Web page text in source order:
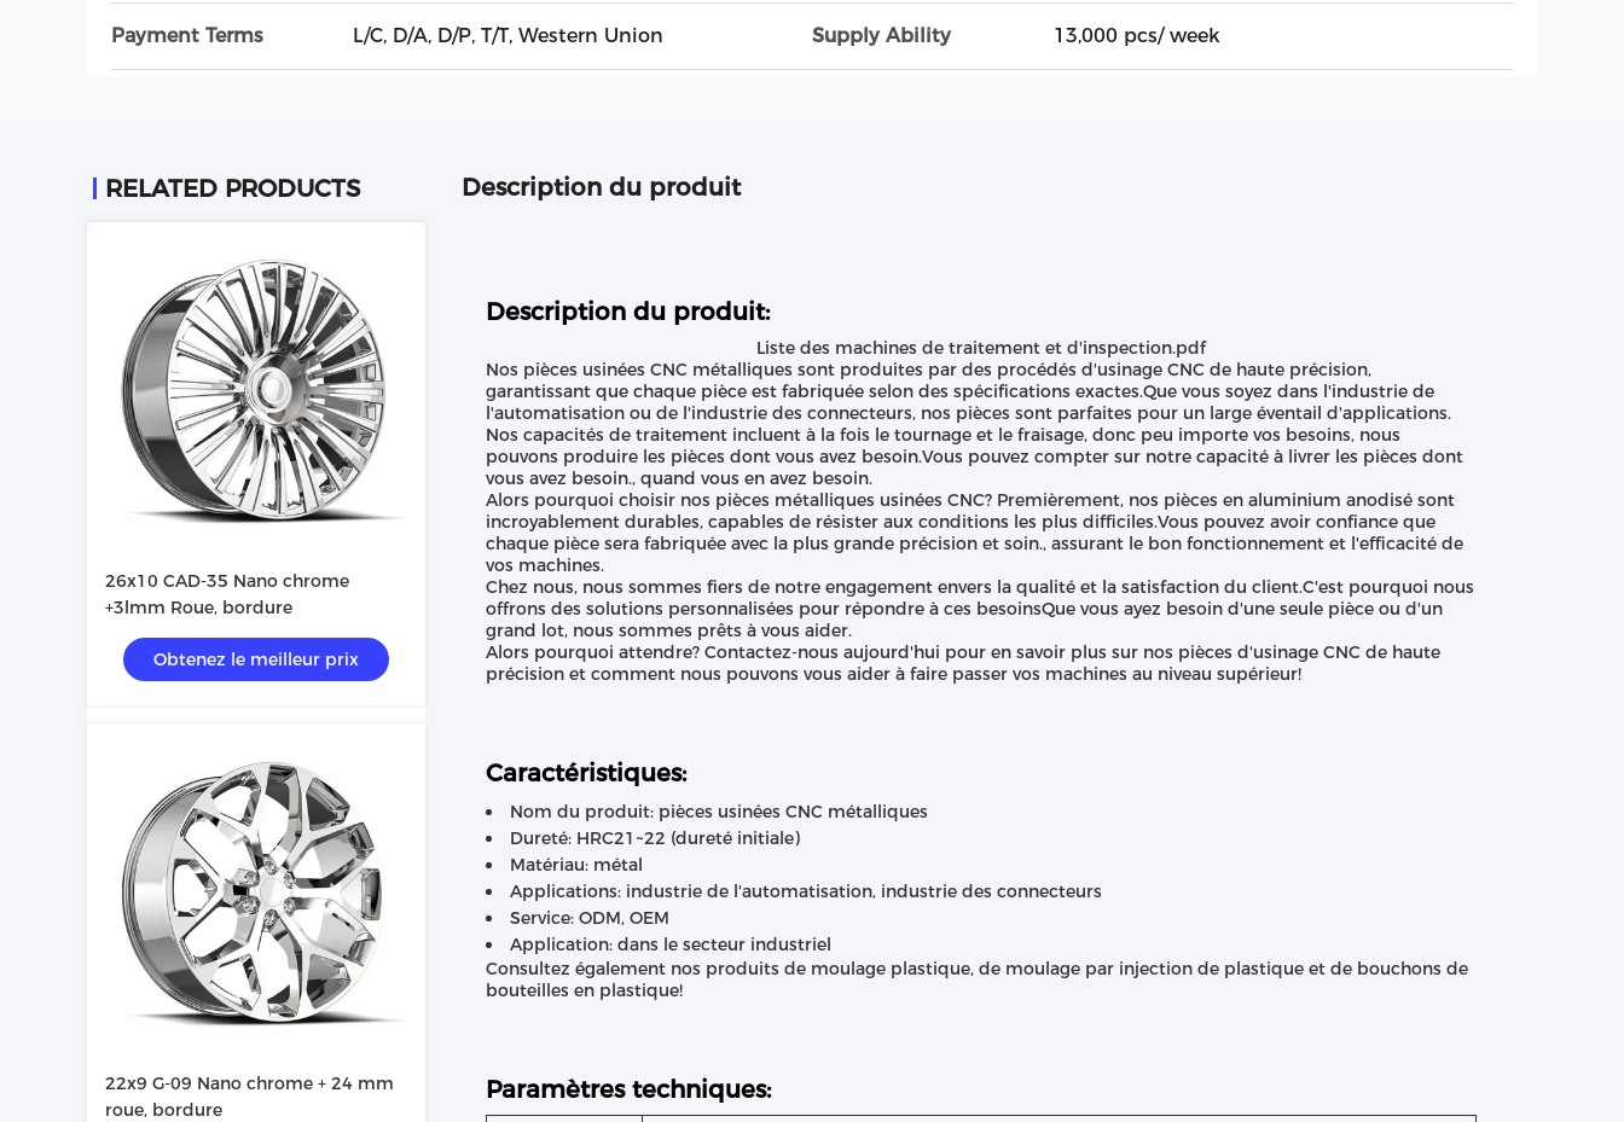
Payment Terms L/C, D/A, D/P, T/T, Western Union Supply Ability 13,000 pcs/ week
RELATED PRODUCTS
26x10 CAD-35 Nano chrome
+3lmm Roue, bordure
Obtenez le meilleur prix
22x9 G-09 Nano chrome + 24 mm
roue, bordure
Description du produit
Description du produit:
Liste des machines de traitement et d'inspection.pdf
Nos pièces usinées CNC métalliques sont produites par des procédés d'usinage CNC de haute précision,
garantissant que chaque pièce est fabriquée selon des spécifications exactes.Que vous soyez dans l'industrie de
l'automatisation ou de l'industrie des connecteurs, nos pièces sont parfaites pour un large éventail d'applications.
Nos capacités de traitement incluent à la fois le tournage et le fraisage, donc peu importe vos besoins, nous
pouvons produire les pièces dont vous avez besoin.Vous pouvez compter sur notre capacité à livrer les pièces dont
vous avez besoin., quand vous en avez besoin.
Alors pourquoi choisir nos pièces métalliques usinées CNC? Premièrement, nos pièces en aluminium anodisé sont
incroyablement durables, capables de résister aux conditions les plus difficiles.Vous pouvez avoir confiance que
chaque pièce sera fabriquée avec la plus grande précision et soin., assurant le bon fonctionnement et l'efficacité de
vos machines.
Chez nous, nous sommes fiers de notre engagement envers la qualité et la satisfaction du client.C'est pourquoi nous
offrons des solutions personnalisées pour répondre à ces besoinsQue vous ayez besoin d'une seule pièce ou d'un
grand lot, nous sommes prêts à vous aider.
Alors pourquoi attendre? Contactez-nous aujourd'hui pour en savoir plus sur nos pièces d'usinage CNC de haute
précision et comment nous pouvons vous aider à faire passer vos machines au niveau supérieur!
Caractéristiques:
Nom du produit: pièces usinées CNC métalliques
Dureté: HRC21~22 (dureté initiale)
Matériau: métal
Applications: industrie de l'automatisation, industrie des connecteurs
Service: ODM, OEM
Application: dans le secteur industriel
Consultez également nos produits de moulage plastique, de moulage par injection de plastique et de bouchons de
bouteilles en plastique!
Paramètres techniques: